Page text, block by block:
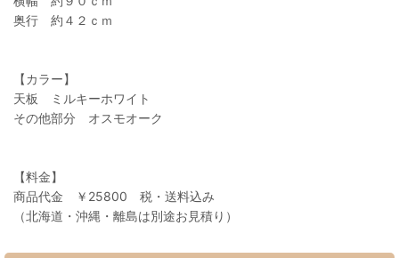
奥行 約４２ｃｍ
【カラー】
天板 ミルキーホワイト
その他部分 オスモオーク
【料金】
商品代金 ￥25800 税・送料込み
（北海道・沖縄・離島は別途お見積り）